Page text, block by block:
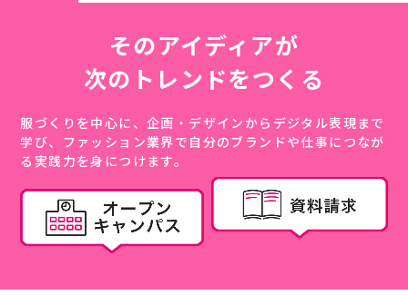
そのアイディアが
次のトレンドをつくる
服づくりを中心に、企画・デザインからデジタル表現まで
学び、ファッション業界で自分のブランドや仕事につなが
る実践力を身につけます。